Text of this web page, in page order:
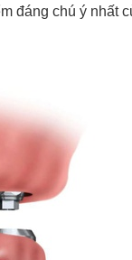
đáng chú ý nhất